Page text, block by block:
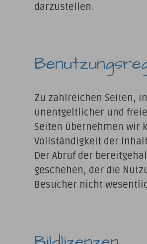
darzustellen.
Zu zahlreichen Seiten,
unentgeltlicher und
Seiten übernehmen wir
Vollständigkeit der
Der Abruf der
geschehen, der die
Besucher nicht